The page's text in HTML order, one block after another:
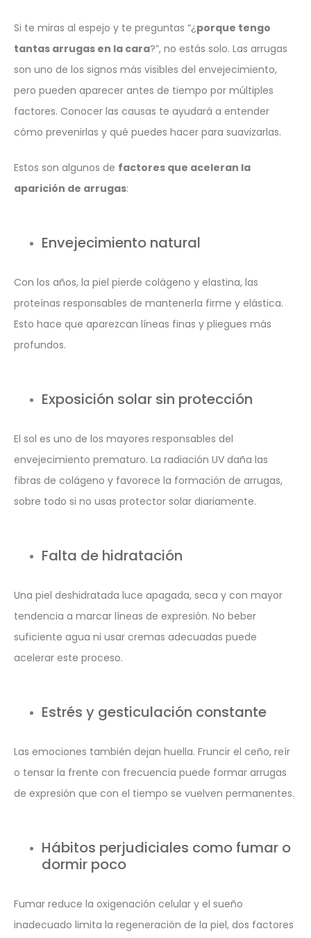
Si te miras al espejo y te preguntas “¿porque tengo
tantas arrugas en la cara?”, no estás solo. Las arrugas
son uno de los signos más visibles del envejecimiento,
pero pueden aparecer antes de tiempo por múltiples
factores. Conocer las causas te ayudará a entender
cómo prevenirlas y qué puedes hacer para suavizarlas.
Estos son algunos de factores que aceleran la
aparición de arrugas:
Envejecimiento natural
Con los años, la piel pierde colágeno y elastina, las
proteínas responsables de mantenerla firme y elástica.
Esto hace que aparezcan líneas finas y pliegues más
profundos.
Exposición solar sin protección
El sol es uno de los mayores responsables del
envejecimiento prematuro. La radiación UV daña las
fibras de colágeno y favorece la formación de arrugas,
sobre todo si no usas protector solar diariamente.
Falta de hidratación
Una piel deshidratada luce apagada, seca y con mayor
tendencia a marcar líneas de expresión. No beber
suficiente agua ni usar cremas adecuadas puede
acelerar este proceso.
Estrés y gesticulación constante
Las emociones también dejan huella. Fruncir el ceño, reír
o tensar la frente con frecuencia puede formar arrugas
de expresión que con el tiempo se vuelven permanentes.
Hábitos perjudiciales como fumar o
dormir poco
Fumar reduce la oxigenación celular y el sueño
inadecuado limita la regeneración de la piel, dos factores